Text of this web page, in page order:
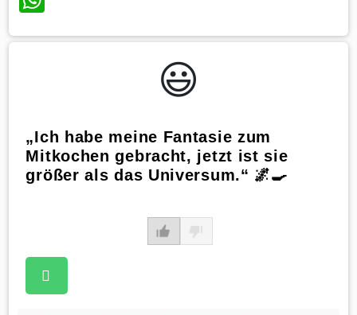
😃️
„Ich habe meine Fantasie zum
Mitkochen gebracht, jetzt ist sie
größer als das Universum.“ 🌌🍳